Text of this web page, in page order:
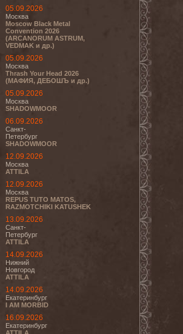
05.09.2026
Москва
Moscow Black Metal
Convention 2026
(ARCANORUM ASTRUM,
VEDMAK и др.)
05.09.2026
Москва
Thrash Your Head 2026
(МАФИЯ, ДЕБОШЪ и др.)
05.09.2026
Москва
SHADOWMOOR
06.09.2026
Санкт-
Петербург
SHADOWMOOR
12.09.2026
Москва
ATTILA
12.09.2026
Москва
REPUS TUTO MATOS,
RAZMOTCHIKI KATUSHEK
13.09.2026
Санкт-
Петербург
ATTILA
14.09.2026
Нижний
Новгород
ATTILA
14.09.2026
Екатеринбург
I AM MORBID
16.09.2026
Екатеринбург